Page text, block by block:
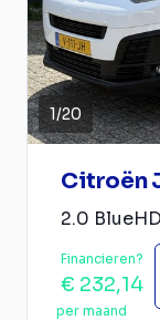
1/20
Citroën
2.0
Financieren?
€ 232,14
per maand